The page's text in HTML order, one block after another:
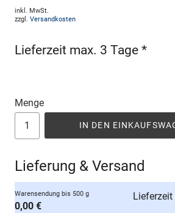
inkl. MwSt.
zzgl. Versandkosten
Lieferzeit max. 3 Tage *
Menge
IN DEN
Lieferung & Versand
Warensendung bis 500 g
0,00 €
Lieferzeit